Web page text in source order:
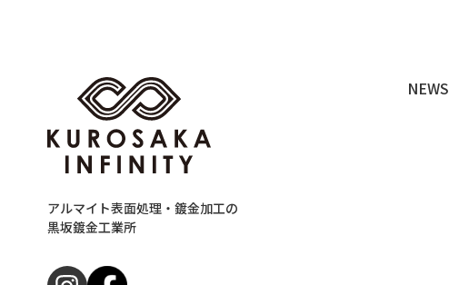
アルマイト表面処理・鍍金加工の
黒坂鍍金工業所
NEWS